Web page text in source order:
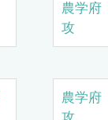
農学
攻
農学